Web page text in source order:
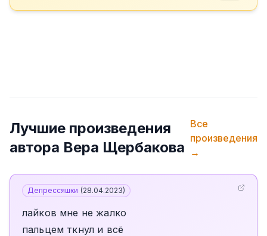
Лучшие произведения
автора Вера Щербакова
Все
произведения
→
Депрессяшки (28.04.2023)
лайков мне не жалко
пальцем ткнул и всё